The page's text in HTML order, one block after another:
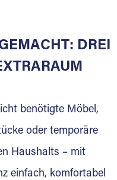
zur Miete, der
gebaut
Partner:
DREI
benötigte Möbel,
oder temporäre
Haushalts – mit
einfach, komfortabel